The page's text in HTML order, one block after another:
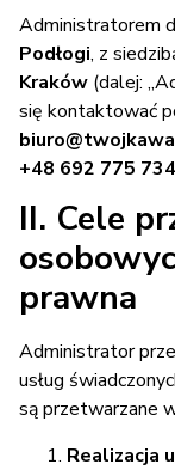
Administratorem
Podłogi, z
Kraków (dalej:
się kontaktować
+48 692 775 734
II. Cele
prawna
Administrator
usług
są przetwarzane
Realizacja